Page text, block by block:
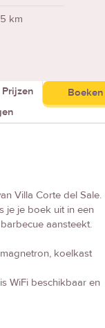
km
Prijzen Boeken
Villa Corte del Sale.
je je boek uit in een
aansteekt.
koelkast
WiFi beschikbaar en